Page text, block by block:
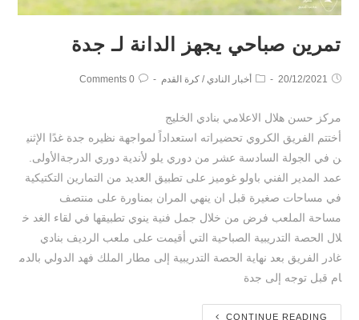
تمرين صباحي يجهز الدانة لـ جدة
20/12/2021 أخبار النادي / كرة القدم 0 Comments
مركز حسن هلال الاعلامي بنادي الخليج
أختتم الفريق الكروي تحضيراته استعداداً لمواجهة نظيره جدة غدًا الإثني
ن في الجولة السادسة عشر من دوري يلو لأندية دوري الدرجةالأولى.
عمد المدير الفني باولو غوميز على تطبيق العديد من التمارين التكتيكية
في مساحات صغيرة قبل ان ينهي المران بمناورة على منتصف
مساحة الملعب فرض من خلال جمل فنية ينوي تطبيقها في لقاء الغد خ
لال الحصة التدريبية الصباحية التي أقيمت على ملعب الرديف بنادي
غادر الفريق بعد نهاية الحصة التدريبية إلى مطار الملك فهد الدولي بالدم
ام قبل توجه إلى جدة
CONTINUE READING